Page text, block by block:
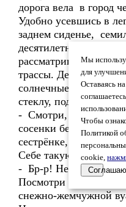
дорога вела в город
Удобно усевшись в
заднем сиденье,
десятилетняя Настя с
рассматривали
трассы. Детские
солнечные лучики,
стеклу, поднимали
- Смотри, смотри,
сосенки белая
сестрёнке, тыча
Себе такую хочешь?
- Бр-р! Не хочу! Она
Посмотри лучше на
снежно-жемчужной
Мы
для
Оставаясь
Чтобы
Политикой
cookie,